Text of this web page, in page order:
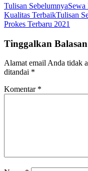
Navigasi
Tulisan
Tulisan SebelumnyaSewa
Kualitas TerbaikTulisan
Prokes Terbaru 2021
Tinggalkan Balasan
Alamat email Anda tidak
ditandai *
Komentar *